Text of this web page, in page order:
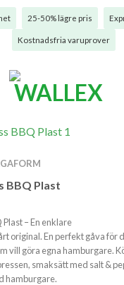
25-50% lägre pris
Kostnadsfria varuprover
BBQ Plast
– En enklare
original. En perfekt gåva för
vill göra egna hamburgare.
smaksätt med salt &
hamburgare.